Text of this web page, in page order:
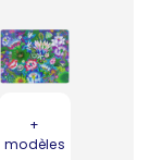
+
modèles